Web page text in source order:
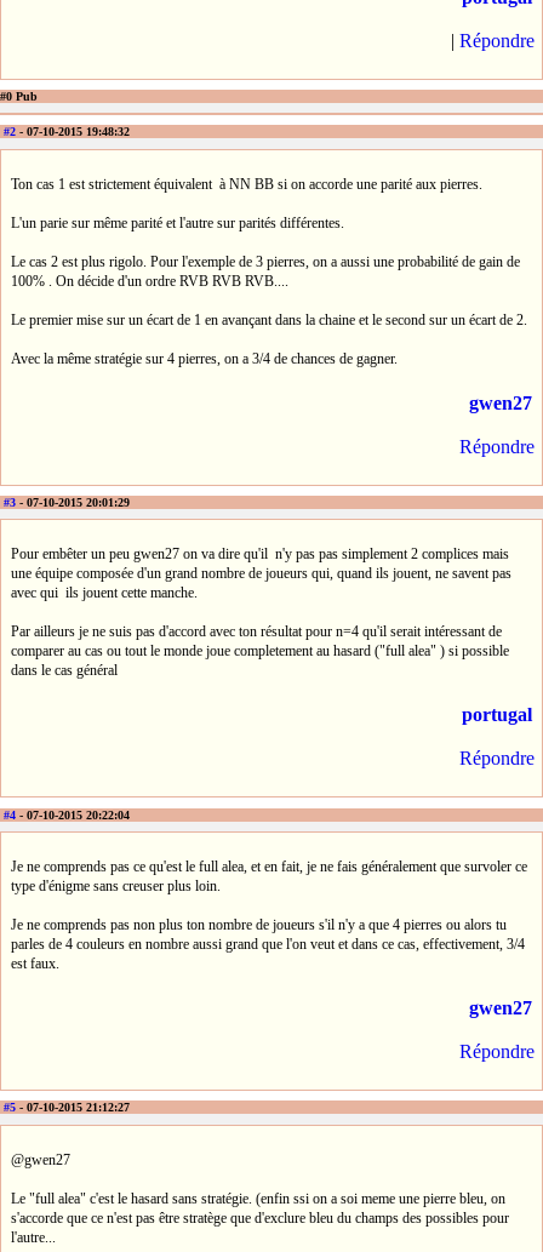
| Répondre
#0 Pub
#2 - 07-10-2015 19:48:32
Ton cas 1 est strictement équivalent à NN BB si on accorde une parité aux pierres.
L'un parie sur même parité et l'autre sur parités différentes.
Le cas 2 est plus rigolo. Pour l'exemple de 3 pierres, on a aussi une probabilité de gain de
100% . On décide d'un ordre RVB RVB RVB....
Le premier mise sur un écart de 1 en avançant dans la chaine et le second sur un écart de 2.
Avec la même stratégie sur 4 pierres, on a 3/4 de chances de gagner.
gwen27
Répondre
#3 - 07-10-2015 20:01:29
Pour embêter un peu gwen27 on va dire qu'il n'y pas pas simplement 2 complices mais
une équipe composée d'un grand nombre de joueurs qui, quand ils jouent, ne savent pas
avec qui ils jouent cette manche.
Par ailleurs je ne suis pas d'accord avec ton résultat pour n=4 qu'il serait intéressant de
comparer au cas ou tout le monde joue completement au hasard ("full alea" ) si possible
dans le cas général
portugal
Répondre
#4 - 07-10-2015 20:22:04
Je ne comprends pas ce qu'est le full alea, et en fait, je ne fais généralement que survoler ce
type d'énigme sans creuser plus loin.
Je ne comprends pas non plus ton nombre de joueurs s'il n'y a que 4 pierres ou alors tu
parles de 4 couleurs en nombre aussi grand que l'on veut et dans ce cas, effectivement, 3/4
est faux.
gwen27
Répondre
#5 - 07-10-2015 21:12:27
@gwen27
Le "full alea" c'est le hasard sans stratégie. (enfin ssi on a soi meme une pierre bleu, on
s'accorde que ce n'est pas être stratège que d'exclure bleu du champs des possibles pour
l'autre...